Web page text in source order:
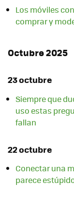
Los móviles
comprar y
Octubre 2025
23 octubre
Siempre que
uso estas
fallan
22 octubre
Conectar una
parece